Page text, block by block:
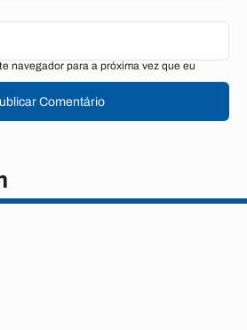
navegador para a próxima vez que eu
Comentário